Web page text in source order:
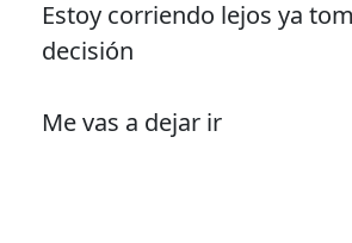
Estoy corriendo lejos ya
decisión
Me vas a dejar ir